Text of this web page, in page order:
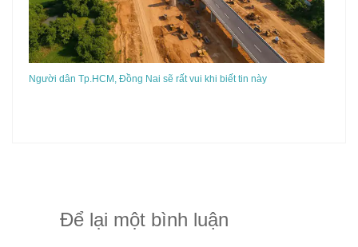
Người dân Tp.HCM, Đồng Nai sẽ rất vui khi biết tin này
Để lại một bình luận